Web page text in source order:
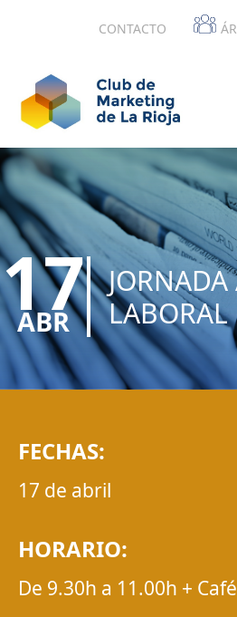
CONTACTO
17
ABR
LABORAL
FECHAS:
17 de abril
HORARIO:
De 9.30h a 11.00h +